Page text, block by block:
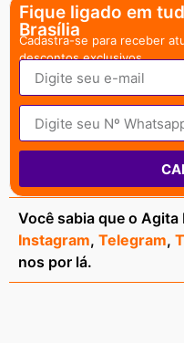
Fique ligado em
Brasília
Cadastra-se para receber
descontos exclusivos.
Você sabia que o Agita
Instagram, Telegram,
nos por lá.